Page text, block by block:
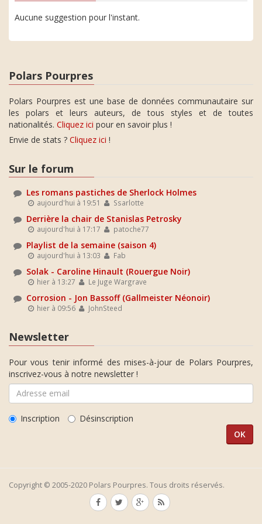
Aucune suggestion pour l'instant.
Polars Pourpres
Polars Pourpres est une base de données communautaire sur
les polars et leurs auteurs, de tous styles et de toutes
nationalités. Cliquez ici pour en savoir plus !
Envie de stats ? Cliquez ici !
Sur le forum
Les romans pastiches de Sherlock Holmes
aujourd'hui à 19:51 Ssarlotte
Derrière la chair de Stanislas Petrosky
aujourd'hui à 17:17 patoche77
Playlist de la semaine (saison 4)
aujourd'hui à 13:03 Fab
Solak - Caroline Hinault (Rouergue Noir)
hier à 13:27 Le Juge Wargrave
Corrosion - Jon Bassoff (Gallmeister Néonoir)
hier à 09:56 JohnSteed
Newsletter
Pour vous tenir informé des mises-à-jour de Polars Pourpres,
inscrivez-vous à notre newsletter !
Inscription Désinscription
Copyright © 2005-2020 Polars Pourpres. Tous droits réservés.